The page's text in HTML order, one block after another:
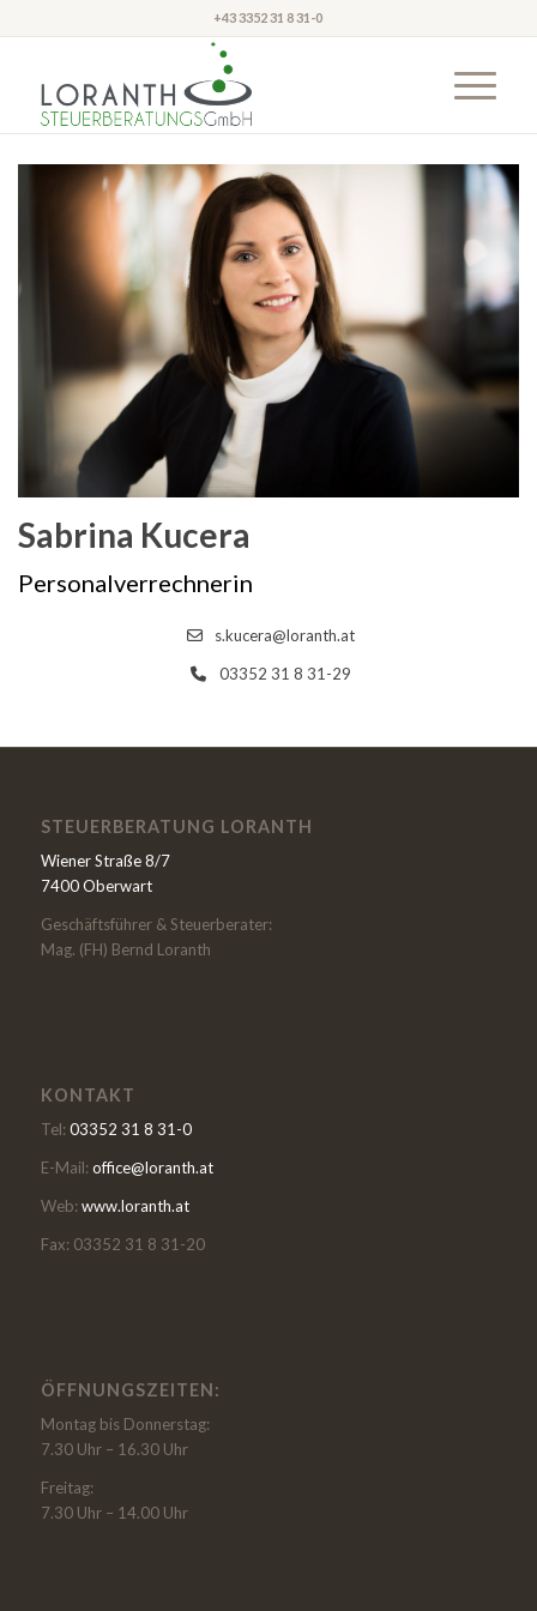
+43 3352 31 8 31-0
Sabrina Kucera
Personalverrechnerin
s.kucera@loranth.at
03352 31 8 31-29
STEUERBERATUNG LORANTH
Wiener Straße 8/7
7400 Oberwart
Geschäftsführer & Steuerberater:
Mag. (FH) Bernd Loranth
KONTAKT
Tel: 03352 31 8 31-0
E-Mail: office@loranth.at
Web: www.loranth.at
Fax: 03352 31 8 31-20
ÖFFNUNGSZEITEN:
Montag bis Donnerstag:
7.30 Uhr – 16.30 Uhr
Freitag:
7.30 Uhr – 14.00 Uhr